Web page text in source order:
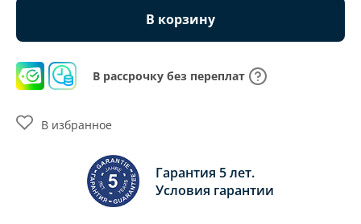
В корзину
В рассрочку без переплат
Гарантия 5 лет.
Условия гарантии
В избранное